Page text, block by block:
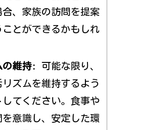
合、家族の訪問を提案
ことができるかもしれ
の維持: 可能な限り、
ズムを維持するよう
してください。食事や
を意識し、安定した環